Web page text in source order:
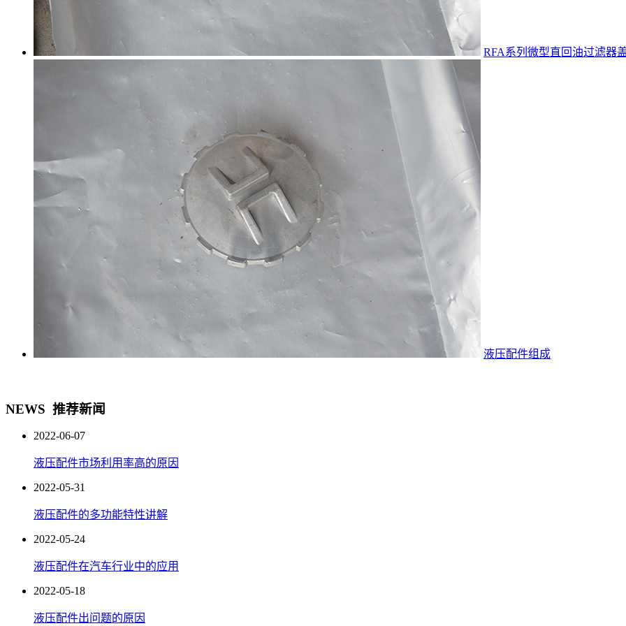
RFA系列微型直回油过滤器
液压配件组成
NEWS 推荐新闻
2022-06-07
液压配件市场利用率高的原因
2022-05-31
液压配件的多功能特性讲解
2022-05-24
液压配件在汽车行业中的应用
2022-05-18
液压配件出问题的原因